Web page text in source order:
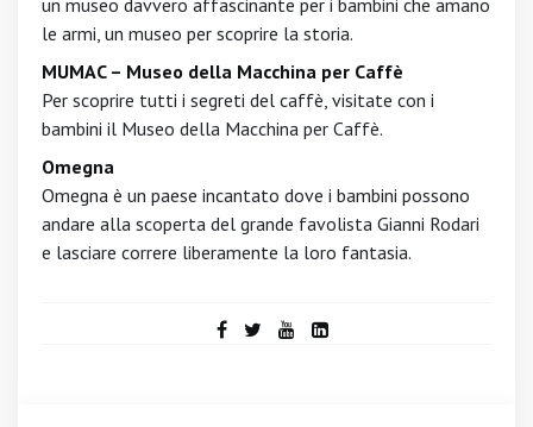
un museo davvero affascinante per i bambini che amano
le armi, un museo per scoprire la storia.
MUMAC – Museo della Macchina per Caffè
Per scoprire tutti i segreti del caffè, visitate con i
bambini il Museo della Macchina per Caffè.
Omegna
Omegna è un paese incantato dove i bambini possono
andare alla scoperta del grande favolista Gianni Rodari
e lasciare correre liberamente la loro fantasia.